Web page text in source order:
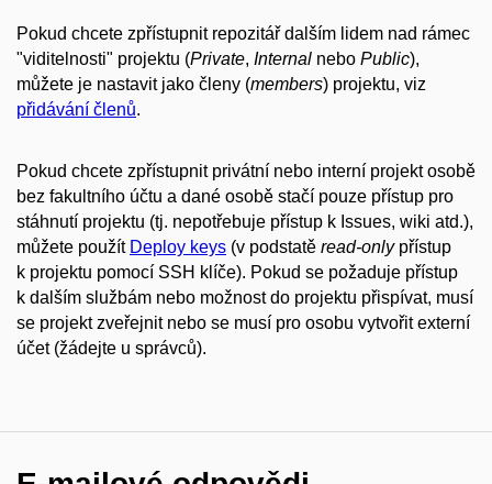
Pokud chcete zpřístupnit repozitář dalším lidem nad rámec
"viditelnosti" projektu (Private, Internal nebo Public),
můžete je nastavit jako členy (members) projektu, viz
přidávání členů.
Pokud chcete zpřístupnit privátní nebo interní projekt osobě
bez fakultního účtu a dané osobě stačí pouze přístup pro
stáhnutí projektu (tj. nepotřebuje přístup k Issues, wiki atd.),
můžete použít Deploy keys (v podstatě read-onlypřístup
k projektu pomocí SSH klíče). Pokud se požaduje přístup
k dalším službám nebo možnost do projektu přispívat, musí
se projekt zveřejnit nebo se musí pro osobu vytvořit externí
účet (žádejte u správců).